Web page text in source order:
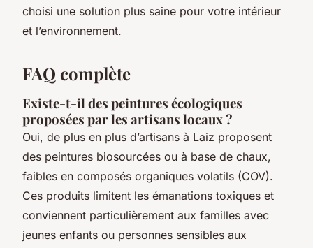
choisi une solution plus saine pour votre intérieur
et l’environnement.
FAQ complète
Existe-t-il des peintures écologiques
proposées par les artisans locaux ?
Oui, de plus en plus d’artisans à Laiz proposent
des peintures biosourcées ou à base de chaux,
faibles en composés organiques volatils (COV).
Ces produits limitent les émanations toxiques et
conviennent particulièrement aux familles avec
jeunes enfants ou personnes sensibles aux